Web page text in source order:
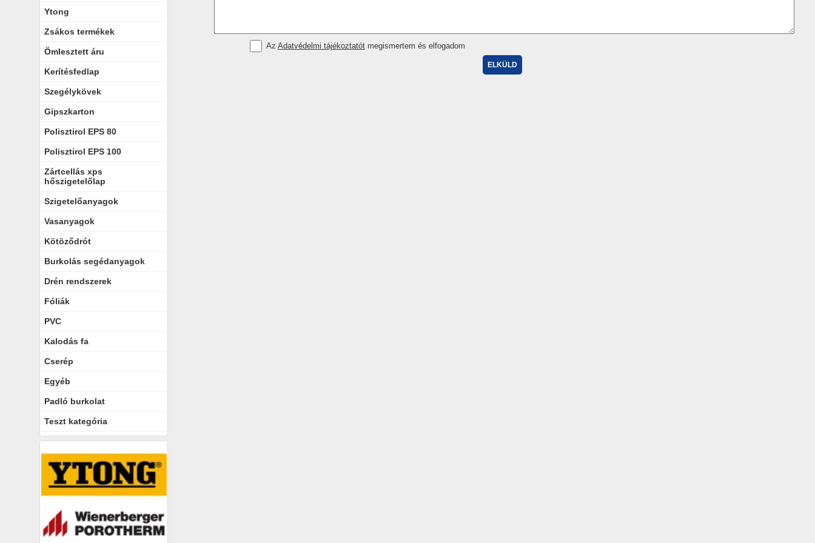
Ytong
Zsákos termékek
Ömlesztett áru
Kerítésfedlap
Szegélykövek
Gipszkarton
Polisztirol EPS 80
Polisztirol EPS 100
Zártcellás xps
hőszigetelőlap
Szigetelőanyagok
Vasanyagok
Kötöződrót
Burkolás segédanyagok
Drén rendszerek
Fóliák
PVC
Kalodás fa
Cserép
Egyéb
Padló burkolat
Teszt kategória
Az Adatvédelmi tájékoztatót megismertem és elfogadom